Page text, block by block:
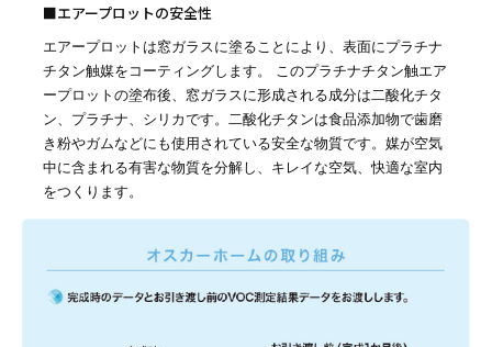
■エアープロットの安全性
エアープロットは窓ガラスに塗ることにより、表面にプラチナ
チタン触媒をコーティングします。 このプラチナチタン触エア
ープロットの塗布後、窓ガラスに形成される成分は二酸化チタ
ン、プラチナ、シリカです。二酸化チタンは食品添加物で歯磨
き粉やガムなどにも使用されている安全な物質です。媒が空気
中に含まれる有害な物質を分解し、キレイな空気、快適な室内
をつくります。